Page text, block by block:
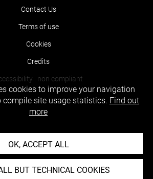
Contact Us
Terms of use
Cookies
Credits
: non compliant
cookies to improve your navigation
compile site usage statistics. Find out
more
OK, ACCEPT ALL
BUT TECHNICAL COOKIES